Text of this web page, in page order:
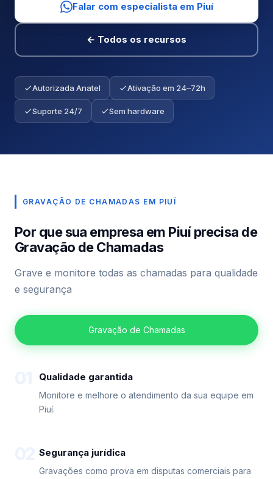
Falar com especialista em Piuí
← Todos os recursos
Autorizada Anatel Ativação em 24–72h
Suporte 24/7 Sem hardware
GRAVAÇÃO DE CHAMADAS EM PIUÍ
Por que sua empresa em Piuí precisa de
Gravação de Chamadas
Grave e monitore todas as chamadas para qualidade
e segurança
Gravação de Chamadas
Qualidade garantida
Monitore e melhore o atendimento da sua equipe em
Piuí.
Segurança jurídica
Gravações como prova em disputas comerciais para